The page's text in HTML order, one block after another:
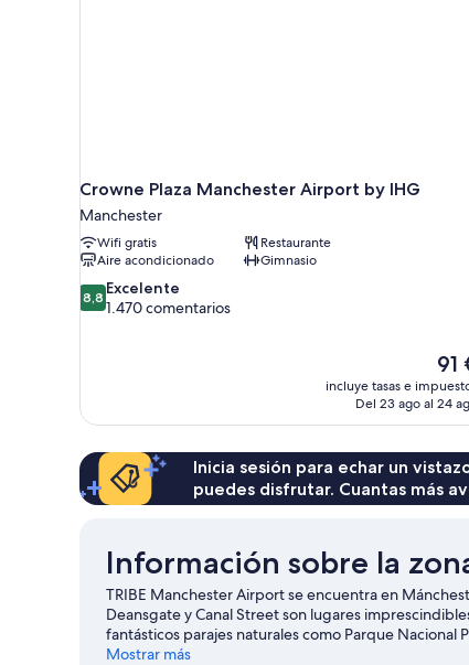
Crowne Plaza Manchester Airport by IHG
Manchester
Wifi gratis
Restaurante
Aire acondicionado
Gimnasio
8.8
sobre
8,8 Excelente
1.470 comentarios
El
91 €
91
incluye tasas e
Del 23 ago al 24
Inicia sesión para echar un
puedes disfrutar. Cuantas más
Información sobre la
TRIBE Manchester Airport se encuentra en
Deansgate y Canal Street son lugares
fantásticos parajes naturales como Parque
especial? Puedes buscar el calendario de Old
Mostrar más